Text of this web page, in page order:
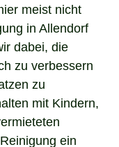
meist nicht
in Allendorf
dabei, die
zu verbessern
zu
mit Kindern,
ein